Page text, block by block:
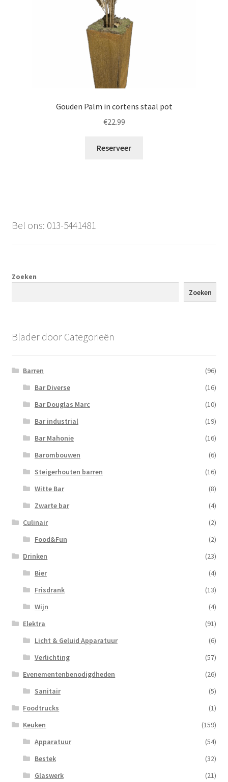
Gouden Palm in cortens staal pot
€22.99
Reserveer
Bel ons: 013-5441481
Zoeken
Zoeken
Blader door Categorieën
Barren
(96)
Bar Diverse
(16)
Bar Douglas Marc
(10)
Bar industrial
(19)
Bar Mahonie
(16)
Barombouwen
(6)
Steigerhouten barren
(16)
Witte Bar
(8)
Zwarte bar
(4)
Culinair
(2)
Food&Fun
(2)
Drinken
(23)
Bier
(4)
Frisdrank
(13)
Wijn
(4)
Elektra
(91)
Licht & Geluid Apparatuur
(6)
Verlichting
(57)
Evenementenbenodigdheden
(26)
Sanitair
(5)
Foodtrucks
(1)
Keuken
(159)
Apparatuur
(54)
Bestek
(32)
Glaswerk
(21)